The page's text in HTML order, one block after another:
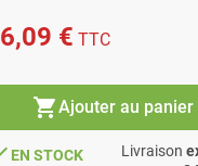
€ TTC
shopping_cartAjouter au panier
EN STOCK Livraison